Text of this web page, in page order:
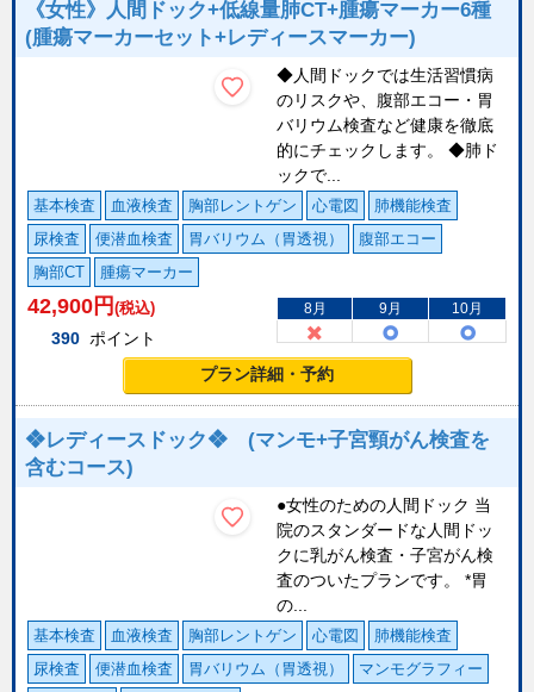
《女性》人間ドック+低線量肺CT+腫瘍マーカー6種
(腫瘍マーカーセット+レディースマーカー)
◆人間ドックでは生活習慣病
のリスクや、腹部エコー・胃
バリウム検査など健康を徹底
的にチェックします。 ◆肺ド
ックで...
基本検査 血液検査 胸部レントゲン 心電図
肺機能検査
尿検査
便潜血検査 胃バリウム（胃透視）
腹部エコー
胸部CT
腫瘍マーカー
42,900 円 (税込)
390 ポイント
8月 9月 10月
プラン詳細・予約
❖レディースドック❖ (マンモ+子宮頸がん検査を
含むコース)
●女性のための人間ドック 当
院のスタンダードな人間ドッ
クに乳がん検査・子宮がん検
査のついたプランです。 *胃
の...
基本検査 血液検査 胸部レントゲン 心電図
肺機能検査
尿検査
便潜血検査 胃バリウム（胃透視）
マンモグラフィー